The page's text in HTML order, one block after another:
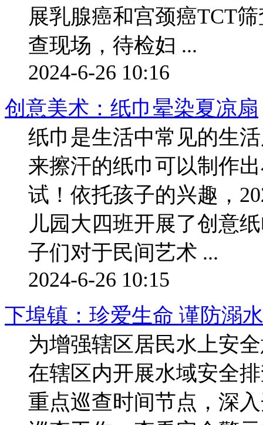
展乳腺癌和宫颈癌TCT
查现场，待检妇 ...
2024-6-26 10:16
创意美术：纸巾晕染夏凉扇
纸巾是生活中常见的生
来擦汗的纸巾可以制作
试！依托孩子的兴趣，
儿园大四班开展了创意
子们对于民间艺术 ...
2024-6-26 10:15
下埠镇：珍爱生命 谨防溺水
为增强辖区居民水上安
在辖区内开展水域安全
重点巡查时间节点，深